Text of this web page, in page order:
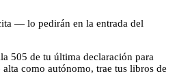
— lo pedirán en la entrada del
505 de tu última declaración para
como autónomo, trae tus libros de